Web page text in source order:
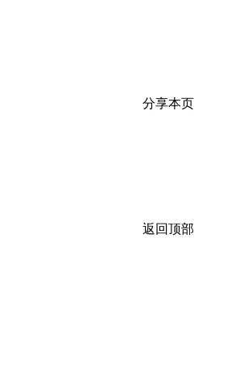
分享本页
返回顶部